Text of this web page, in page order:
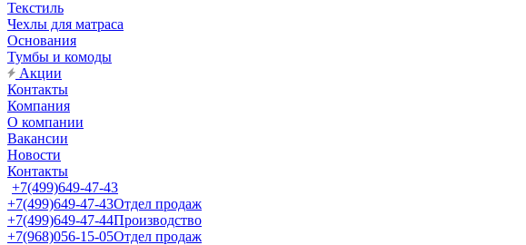
Текстиль
Чехлы для матраса
Основания
Тумбы и комоды
Акции
Контакты
Компания
О компании
Вакансии
Новости
Контакты
+7(499)649-47-43
+7(499)649-47-43Отдел продаж
+7(499)649-47-44Производство
+7(968)056-15-05Отдел продаж